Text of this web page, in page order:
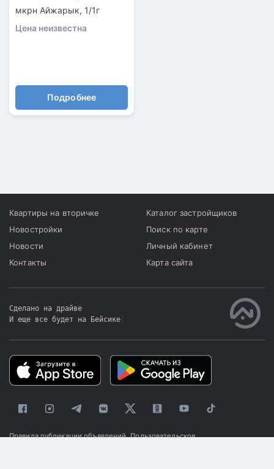
мкрн Айжарык, 1/1г
Цена неизвестна
Подробнее
Квартиры на вторичке
Новостройки
Новости
Контакты
Каталог застройщиков
Поиск по карте
Личный кабинет
Карта сайта
Сделано на драйве
И еще все будет на Бейсике
Правила публикации объявлений Пользовательское